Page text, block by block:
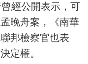
經公開表示，可
晚舟案，《南華
邦檢察官也表
定權。